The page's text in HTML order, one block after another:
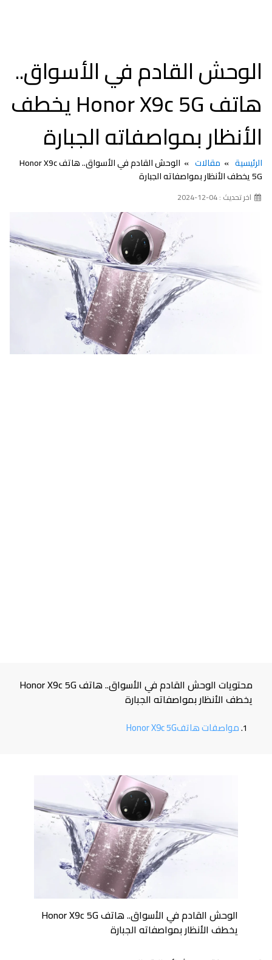
الوحش القادم في الأسواق..
هاتف Honor X9c 5G يخطف
الأنظار بمواصفاته الجبارة
الرئيسية مقالات
الوحش القادم في الأسواق.. هاتف Honor X9c
5G يخطف الأنظار بمواصفاته الجبارة
اخر تحديث : 04-12-2024
محتويات الوحش القادم في الأسواق.. هاتف Honor X9c 5G
يخطف الأنظار بمواصفاته الجبارة
مواصفات هاتفHonor X9c 5G
الوحش القادم في الأسواق.. هاتف Honor X9c 5G
يخطف الأنظار بمواصفاته الجبارة